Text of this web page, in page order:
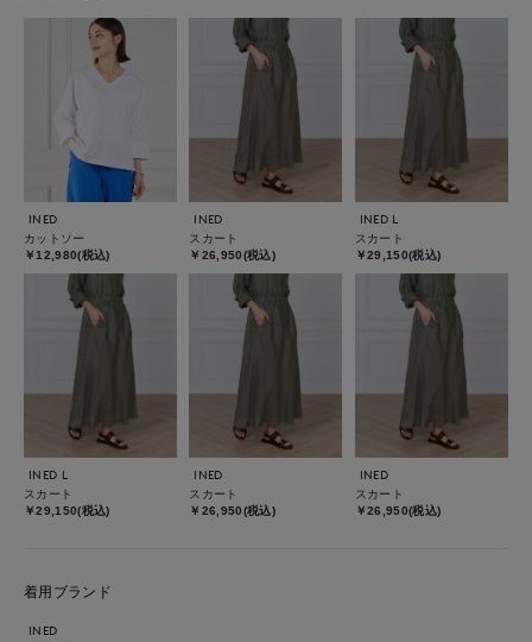
INED
カットソー
￥12,980(税込)
INED
スカート
￥26,950(税込)
INED L
スカート
￥29,150(税込)
INED L
スカート
￥29,150(税込)
INED
スカート
￥26,950(税込)
INED
スカート
￥26,950(税込)
着用ブランド
INED